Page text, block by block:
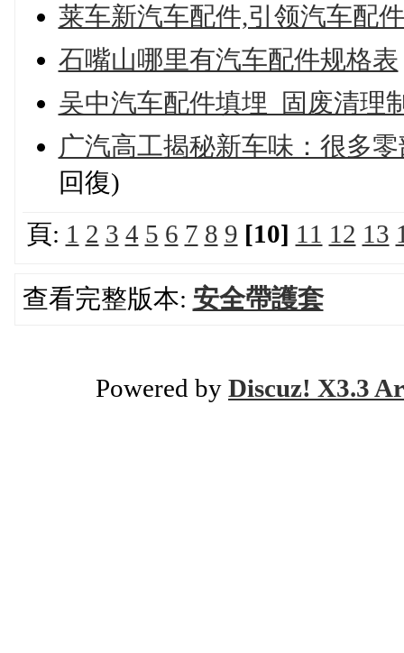
莱车新汽车配件,引领汽车配
石嘴山哪里有汽车配件规格表
吴中汽车配件填埋_固废清理
广汽高工揭秘新车味：很多
回復)
頁: 1 2 3 4 5 6 7 8 9 [10] 11 12 13
查看完整版本: 安全帶護套
Powered by Discuz! X3.3